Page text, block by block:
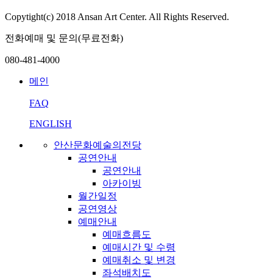
Copytight(c) 2018 Ansan Art Center. All Rights Reserved.
전화예매 및 문의(무료전화)
080-481-4000
메인
FAQ
ENGLISH
안산문화예술의전당
공연안내
공연안내
아카이빙
월간일정
공연영상
예매안내
예매흐름도
예매시간 및 수령
예매취소 및 변경
좌석배치도